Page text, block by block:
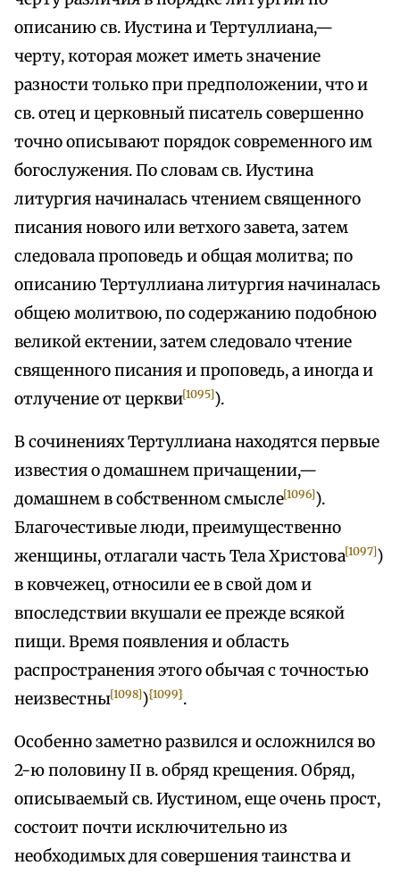
описанию св. Иустина и Тертуллиана,—
черту, которая может иметь значение
разности только при предположении, что и
св. отец и церковный писатель совершенно
точно описывают порядок современного им
богослужения. По словам св. Иустина
литургия начиналась чтением священного
писания нового или ветхого завета, затем
следовала проповедь и общая молитва; по
описанию Тертуллиана литургия начиналась
общею молитвою, по содержанию подобною
великой ектении, затем следовало чтение
священного писания и проповедь, а иногда и
отлучение от церкви[1095]).
В сочинениях Тертуллиана находятся первые
известия о домашнем причащении,—
домашнем в собственном смысле[1096]).
Благочестивые люди, преимущественно
женщины, отлагали часть Тела Христова[1097])
в ковчежец, относили ее в свой дом и
впоследствии вкушали ее прежде всякой
пищи. Время появления и область
распространения этого обычая с точностью
неизвестны[1098]){1099}.
Особенно заметно развился и осложнился во
2-ю половину II в. обряд крещения. Обряд,
описываемый св. Иустином, еще очень прост,
состоит почти исключительно из
необходимых для совершения таинства и